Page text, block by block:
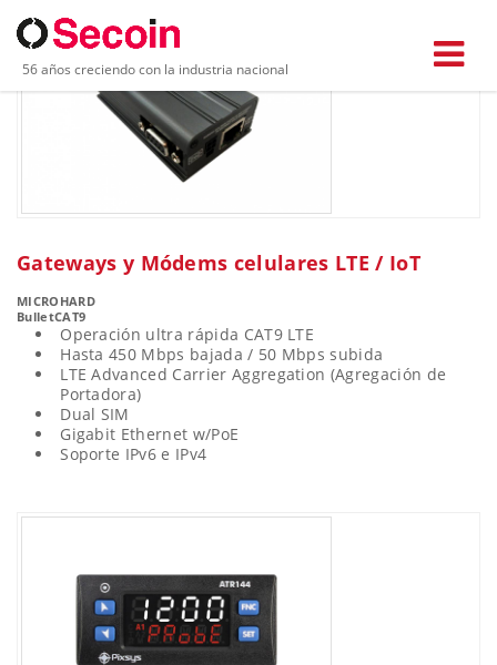
56 años creciendo con la industria nacional
Gateways y Módems celulares LTE / IoT
MICROHARD
BulletCAT9
Operación ultra rápida CAT9 LTE
Hasta 450 Mbps bajada / 50 Mbps subida
LTE Advanced Carrier Aggregation (Agregación de
Portadora)
Dual SIM
Gigabit Ethernet w/PoE
Soporte IPv6 e IPv4